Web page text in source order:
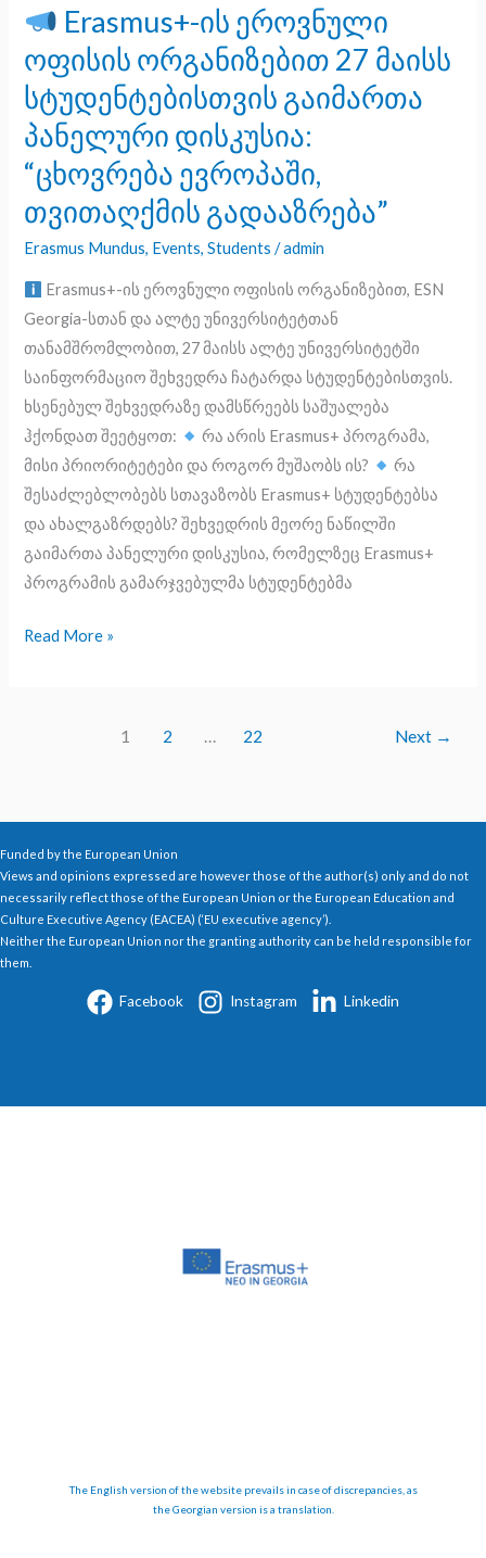
Erasmus+-ის ეროვნული
ოფისის ორგანიზებით 27 მაისს
სტუდენტებისთვის გაიმართა
პანელური დისკუსია:
“ცხოვრება ევროპაში,
თვითაღქმის გადააზრება”
Erasmus Mundus, Events,Students /admin
Erasmus+-ის ეროვნული ოფისის ორგანიზებით, ESN
Georgia-სთან და ალტე უნივერსიტეტთან
თანამშრომლობით, 27 მაისს ალტე უნივერსიტეტში
საინფორმაციო შეხვედრა ჩატარდა სტუდენტებისთვის.
ხსენებულ შეხვედრაზე დამსწრეებს საშუალება
ჰქონდათ შეეტყოთ:
რა არის Erasmus+ პროგრამა,
მისი პრიორიტეტები და როგორ მუშაობს ის?
რა
შესაძლებლობებს სთავაზობს Erasmus+ სტუდენტებსა
და ახალგაზრდებს? შეხვედრის მეორე ნაწილში
გაიმართა პანელური დისკუსია, რომელზეც Erasmus+
პროგრამის გამარჯვებულმა სტუდენტებმა
Erasmus+-
ის
ეროვნული
ოფისის
ორგანიზებით
27
მაისს
სტუდენტებისთვის
გაიმართა
პანელური
დისკუსია:
“ცხოვრება
ევროპაში,
თვითაღქმის
გადააზრება”
Read More »
1 2 … 22 Next →
Funded by the European Union
Views and opinions expressed are however those of the author(s) only and do not
necessarily reflect those of the European Union or the European Education and
Culture Executive Agency (EACEA) (‘EU executive agency’).
Neither the European Union nor the granting authority can be held responsible for
them.
Facebook Instagram Linkedin
The English version of the website prevails in case of discrepancies, as
the Georgian version is a translation.